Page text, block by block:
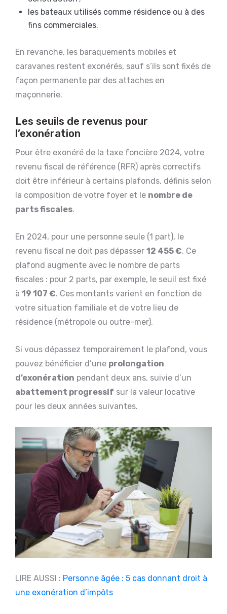
les bateaux utilisés comme résidence ou à des
fins commerciales.
En revanche, les baraquements mobiles et
caravanes restent exonérés, sauf s’ils sont fixés de
façon permanente par des attaches en
maçonnerie.
Les seuils de revenus pour
l’exonération
Pour être exonéré de la taxe foncière 2024, votre
revenu fiscal de référence (RFR) après correctifs
doit être inférieur à certains plafonds, définis selon
la composition de votre foyer et le nombre de
parts fiscales.
En 2024, pour une personne seule (1 part), le
revenu fiscal ne doit pas dépasser 12 455 €. Ce
plafond augmente avec le nombre de parts
fiscales : pour 2 parts, par exemple, le seuil est fixé
à 19 107 €. Ces montants varient en fonction de
votre situation familiale et de votre lieu de
résidence (métropole ou outre-mer).
Si vous dépassez temporairement le plafond, vous
pouvez bénéficier d’une prolongation
d’exonération pendant deux ans, suivie d’un
abattement progressif sur la valeur locative
pour les deux années suivantes.
LIRE AUSSI : Personne âgée : 5 cas donnant droit à
une exonération d’impôts